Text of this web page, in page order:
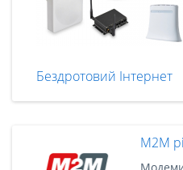
Бездротовий Інтернет
M2M